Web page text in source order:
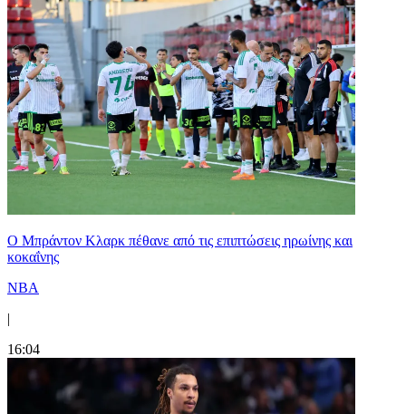
Ο Μπράντον Κλαρκ πέθανε από τις επιπτώσεις ηρωίνης και
κοκαΐνης
NBA
|
16:04